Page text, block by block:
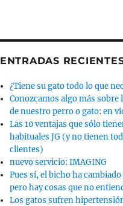
ENTRADAS
¿Tiene su gato todo lo que
Conozcamos algo más sobre
de nuestro perro o gato: en
Las 10 ventajas que sólo
habituales JG (y no tienen
clientes)
nuevo servicio: IMAGING
Pues sí, el bicho ha
pero hay cosas que no
Los gatos sufren